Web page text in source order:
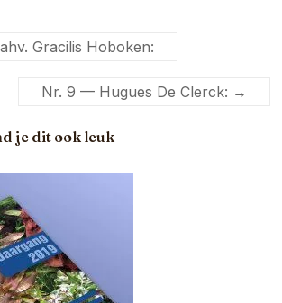
Gracilis Hoboken:
Nr. 9 — Hugues De Clerck: →
je dit ook leuk